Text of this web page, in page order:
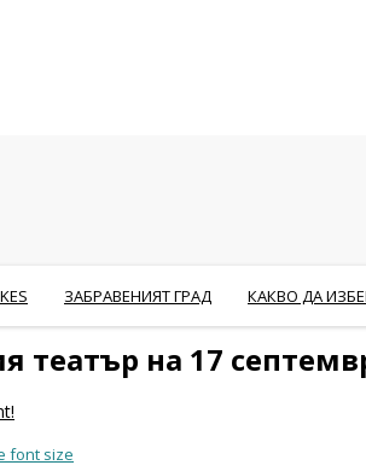
ЗАБРАВЕНИЯТ ГРАД КАКВО ДА
театър на 17